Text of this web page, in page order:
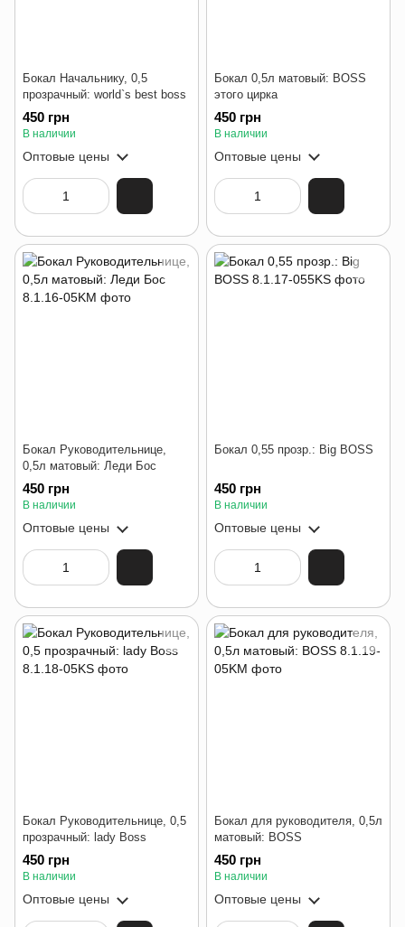
Бокал Начальнику, 0,5
прозрачный: world`s best boss
450 грн
В наличии
Оптовые цены
Бокал 0,5л матовый: BOSS
этого цирка
450 грн
В наличии
Оптовые цены
Бокал Руководительнице,
0,5л матовый: Леди Бос
450 грн
В наличии
Оптовые цены
Бокал 0,55 прозр.: Big BOSS
450 грн
В наличии
Оптовые цены
Бокал Руководительнице, 0,5
прозрачный: lady Boss
450 грн
В наличии
Оптовые цены
Бокал для руководителя, 0,5л
матовый: BOSS
450 грн
В наличии
Оптовые цены